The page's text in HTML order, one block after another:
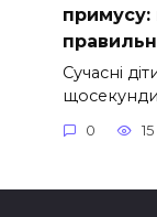
примусу:
Сучасні
0 15